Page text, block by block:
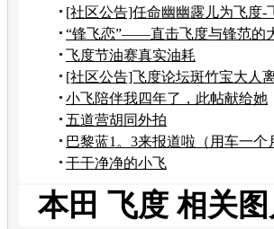
[社区公告]任命幽幽露儿为飞度-
一班论坛斑竹
“锋飞恋”——直击飞度与锋范的
飞度节油赛真实油耗
[社区公告]飞度论坛斑竹宝大人
告
小飞陪伴我四年了，此帖献给她
五道营胡同外拍
巴黎蓝1。3来报道啦（用车一个
感受）
干干净净的小飞
本田 飞度 相关